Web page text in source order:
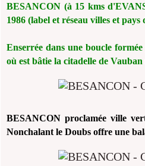
BESANCON (à 15 kms
1986 (label et réseau villes et
Enserrée dans une boucle
où est bâtie la citadelle de
BESANCON proclamée ville
Nonchalant le Doubs offre une